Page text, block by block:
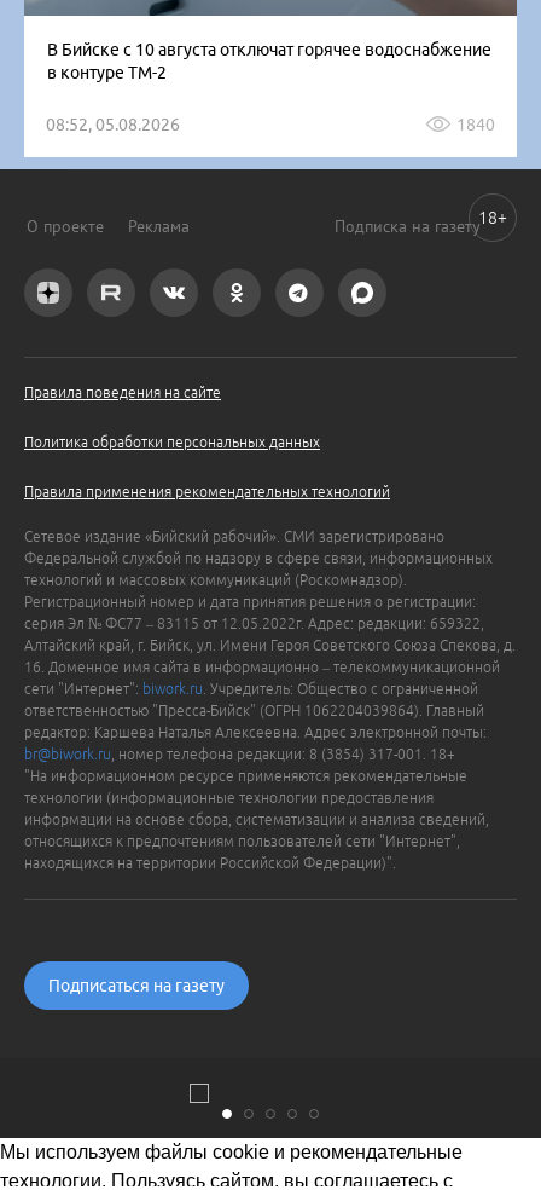
В Бийске с 10 августа отключат горячее водоснабжение
в контуре ТМ-2
08:52, 05.08.2026 1840
О проекте Реклама Подписка на газету
Правила поведения на сайте
Политика обработки персональных данных
Правила применения рекомендательных технологий
Сетевое издание «Бийский рабочий». СМИ зарегистрировано
Федеральной службой по надзору в сфере связи, информационных
технологий и массовых коммуникаций (Роскомнадзор).
Регистрационный номер и дата принятия решения о регистрации:
серия Эл № ФС77 – 83115 от 12.05.2022г. Адрес: редакции: 659322,
Алтайский край, г. Бийск, ул. Имени Героя Советского Союза Спекова, д.
16. Доменное имя сайта в информационно – телекоммуникационной
сети "Интернет": biwork.ru . Учредитель: Общество с ограниченной
ответственностью "Пресса-Бийск" (ОГРН 1062204039864). Главный
редактор: Каршева Наталья Алексеевна. Адрес электронной почты:
br@biwork.ru , номер телефона редакции: 8 (3854) 317-001. 18+
"На информационном ресурсе применяются рекомендательные
технологии (информационные технологии предоставления
информации на основе сбора, систематизации и анализа сведений,
относящихся к предпочтениям пользователей сети "Интернет",
находящихся на территории Российской Федерации)".
Подписаться на газету
18+
Мы используем файлы cookie и рекомендательные
технологии. Пользуясь сайтом, вы соглашаетесь с